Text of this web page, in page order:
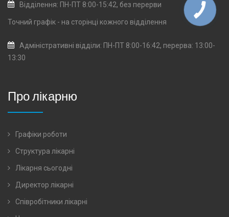
Відділення: ПН-ПТ 8:00-15:42, без перерви
Точний графік - на сторінці кожного відділення
Адміністративні відділи: ПН-ПТ 8:00-16:42, перерва: 13:00-
13:30
Про лікарню
Графіки роботи
Структура лікарні
Лікарня сьогодні
Директор лікарні
Співробітники лікарні